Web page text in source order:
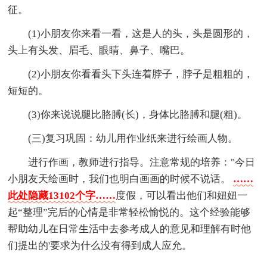
征。
(1)小朋友你来看一看，这是人的头，头是圆形的，
头上有头发、眉毛、眼睛、鼻子、嘴巴。
(2)小朋友你看看头下头连着脖子，脖子是粗粗的，
短短的。
(3)你来说说腿比胳膊(长)，身体比胳膊和腿(粗)。
(三)复习巩固：幼儿用作业纸来进行绘画人物。
进行作画，教师进行指导。注意常规的培养："今日
小朋友天绘画时，我们也明白画画的时候不说话。 ……
此处隐藏13102个字……度假，可以看出他们和妞妞一
起“整理”完后的心情是非常轻松愉悦的。这个经验能够
帮助幼儿在日常生活中去参考成人的意见和理解有时他
们提出的'要求为什么没有得到成人应允。